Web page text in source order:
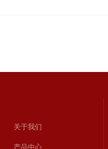
关于我们
产品中心